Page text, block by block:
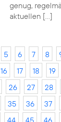
genug,
aktuellen […]
5 6 7 8
16 17 18 19
26 27 28
35 36 37
44 45 46